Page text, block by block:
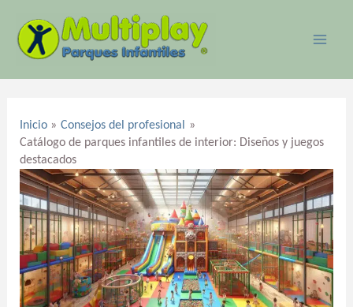
contenido
Inicio
Consejos del profesional
Catálogo de parques infantiles de interior: Diseños y juegos
destacados
entradas